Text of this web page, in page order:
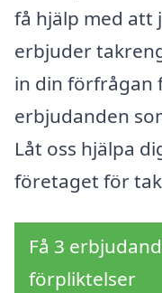
få hjälp med att
erbjuder
in din förfrågan
erbjudanden
Låt oss hjälpa
företaget för
Få 3
förpliktelser